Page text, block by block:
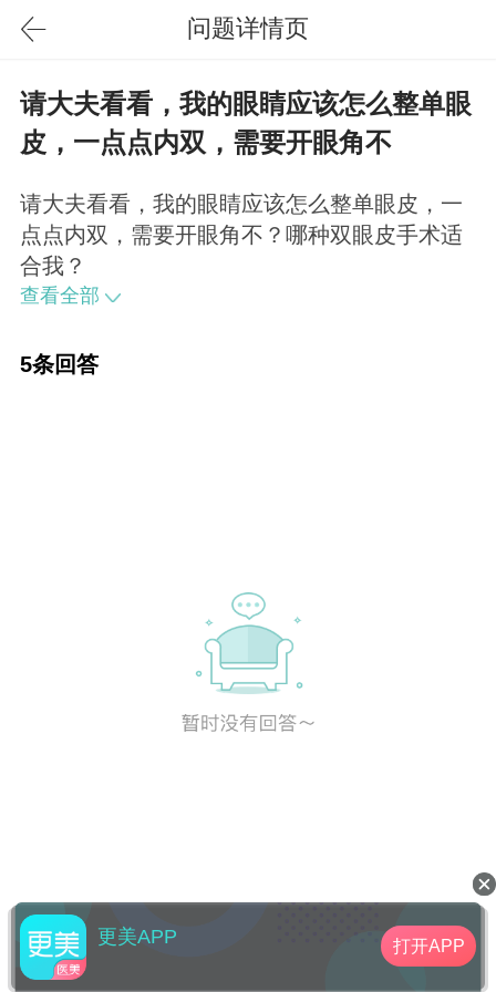
问题详情页
请大夫看看，我的眼睛应该怎么整单眼
皮，一点点内双，需要开眼角不
请大夫看看，我的眼睛应该怎么整单眼皮，一
点点内双，需要开眼角不？哪种双眼皮手术适
合我？
查看全部
5条回答
更美APP 打开APP